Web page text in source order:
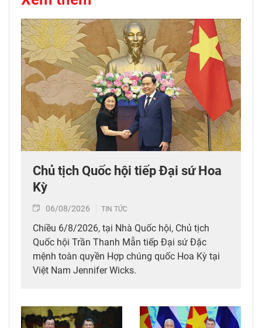
Chủ tịch Quốc hội tiếp Đại sứ Hoa
Kỳ
06/08/2026 TIN TỨC
Chiều 6/8/2026, tại Nhà Quốc hội, Chủ tịch
Quốc hội Trần Thanh Mẫn tiếp Đại sứ Đặc
mệnh toàn quyền Hợp chúng quốc Hoa Kỳ tại
Việt Nam Jennifer Wicks.